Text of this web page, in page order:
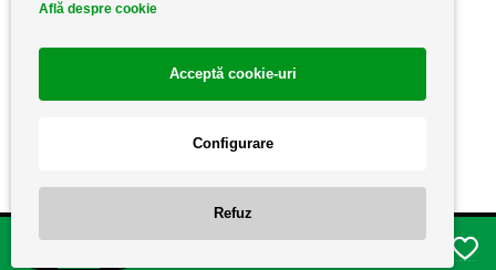
Află despre cookie
Acceptă cookie-uri
Configurare
Refuz